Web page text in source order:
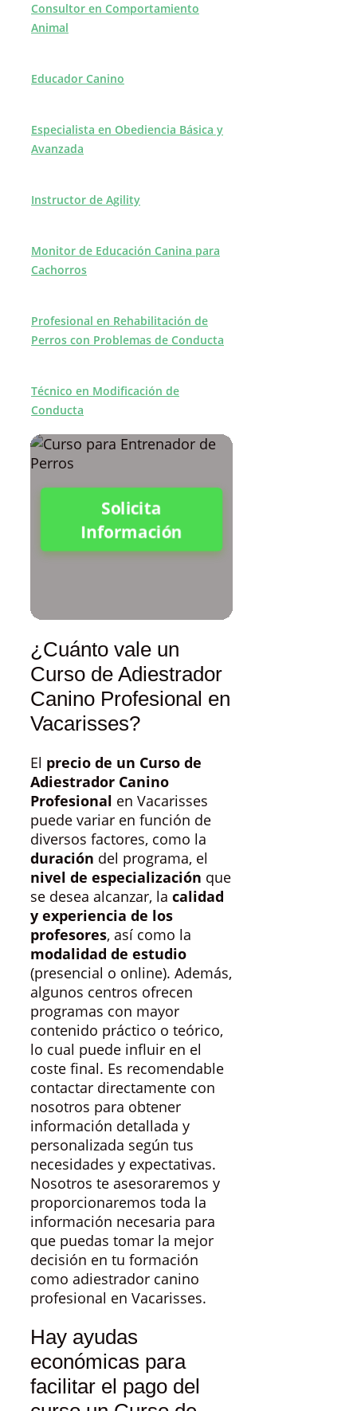
Consultor en Comportamiento
Animal
Educador Canino
Especialista en Obediencia Básica y
Avanzada
Instructor de Agility
Monitor de Educación Canina para
Cachorros
Profesional en Rehabilitación de
Perros con Problemas de Conducta
Técnico en Modificación de
Conducta
Solicita
Información
¿Cuánto vale un
Curso de Adiestrador
Canino Profesional en
Vacarisses?
El precio de un Curso de
Adiestrador Canino
Profesional en Vacarisses
puede variar en función de
diversos factores, como la
duración del programa, el
nivel de especialización que
se desea alcanzar, la calidad
y experiencia de los
profesores, así como la
modalidad de estudio
(presencial o online). Además,
algunos centros ofrecen
programas con mayor
contenido práctico o teórico,
lo cual puede influir en el
coste final. Es recomendable
contactar directamente con
nosotros para obtener
información detallada y
personalizada según tus
necesidades y expectativas.
Nosotros te asesoraremos y
proporcionaremos toda la
información necesaria para
que puedas tomar la mejor
decisión en tu formación
como adiestrador canino
profesional en Vacarisses.
Hay ayudas
económicas para
facilitar el pago del